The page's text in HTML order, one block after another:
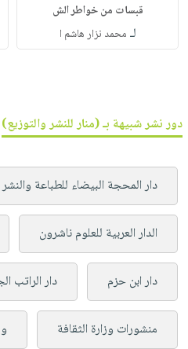
قبسات من خواطر الش
لـ محمد نزار هاشم ا
دور نشر شبيهة بـ (منار للنشر والتوزيع)
دار المحجة البيضاء للطباعة
الدار العربية للعلوم ناشرون
دار ابن حزم دار الراتب
منشورات وزارة الثقافة